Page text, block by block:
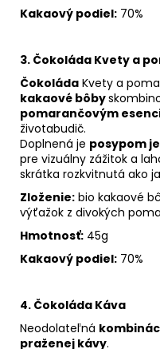
Kakaový podiel: 70%
3. Čokoláda Kvety a
Čokoláda Kvety a
kakaové bôby
pomarančovým
životabudič.
Doplnená je posypom
pre vizuálny zážitok a
skrátka rozkvitnutá ako
Zloženie: bio kakaové
výťažok z divokých
Hmotnosť: 45g
Kakaový podiel: 70%
4. Čokoláda Káva
Neodolateľná
praženej kávy.